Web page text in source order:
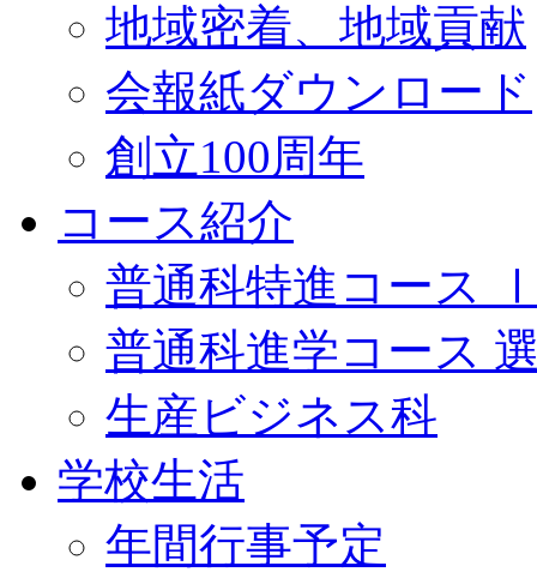
地域密着、地域貢献
会報紙ダウンロード
創立100周年
コース紹介
普通科特進コース
普通科進学コース
生産ビジネス科
学校生活
年間行事予定